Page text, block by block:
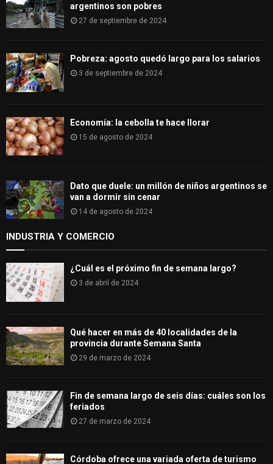
argentinos son pobres
27 de septiembre de 2024
Pobreza: agosto quedó largo para los salarios
3 de septiembre de 2024
Economía: la cebolla te hace llorar
15 de agosto de 2024
Dato que duele: un millón de niños argentinos se
van a dormir sin cenar
14 de agosto de 2024
INDUSTRIA Y COMERCIO
¿Cuál es el próximo fin de semana largo?
3 de abril de 2024
Qué hacer en más de 40 localidades de la
provincia durante Semana Santa
29 de marzo de 2024
Fin de semana largo de seis días: cuáles son los
feriados
27 de marzo de 2024
Córdoba ofrece una variada oferta de turismo